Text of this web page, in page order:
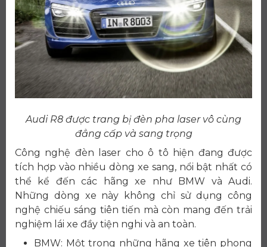
Audi R8 được trang bị đèn pha laser vô cùng
đẳng cấp và sang trọng
Công nghệ đèn laser cho ô tô hiện đang được
tích hợp vào nhiều dòng xe sang, nổi bật nhất có
thể kể đến các hãng xe như BMW và Audi.
Những dòng xe này không chỉ sử dụng công
nghệ chiếu sáng tiên tiến mà còn mang đến trải
nghiệm lái xe đầy tiện nghi và an toàn.
BMW: Một trong những hãng xe tiên phong